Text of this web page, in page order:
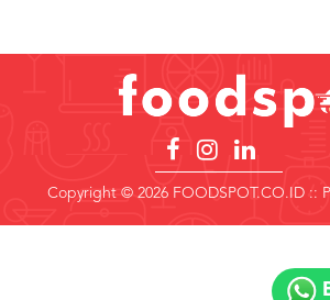
Copyright © 2026 FOODSPOT.CO.ID ::